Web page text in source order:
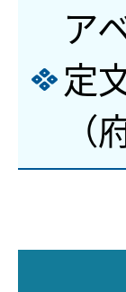
ア
定